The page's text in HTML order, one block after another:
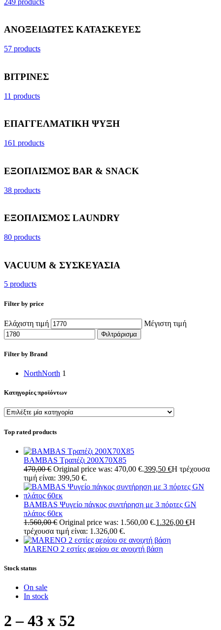
ΑΝΟΞΕΙΔΩΤΕΣ ΚΑΤΑΣΚΕΥΕΣ
57 products
ΒΙΤΡΙΝΕΣ
11 products
ΕΠΑΓΓΕΛΜΑΤΙΚΗ ΨΥΞΗ
161 products
ΕΞΟΠΛΙΣΜΟΣ BAR & SNACK
38 products
ΕΞΟΠΛΙΣΜΟΣ LAUNDRY
80 products
VACUUM & ΣΥΣΚΕΥΑΣΙΑ
5 products
Filter by price
Ελάχιστη τιμή Μέγιστη τιμή
Φιλτράρισμα
Filter by Brand
NorthNorth 1
Κατηγορίες προϊόντων
Top rated products
BAMBAS Τραπέζι 200X70X85
470,00€ Original price was: 470,00 €.399,50 €Η τρέχουσα
τιμή είναι: 399,50 €.
BAMBAS Ψυγείο πάγκος συντήρηση με 3 πόρτες GN
πλάτος 60εκ
1.560,00€ Original price was: 1.560,00 €.1.326,00 €Η
τρέχουσα τιμή είναι: 1.326,00 €.
MARENO 2 εστίες αερίου σε ανοιχτή βάση
Stock status
On sale
In stock
2 – 43 x 52